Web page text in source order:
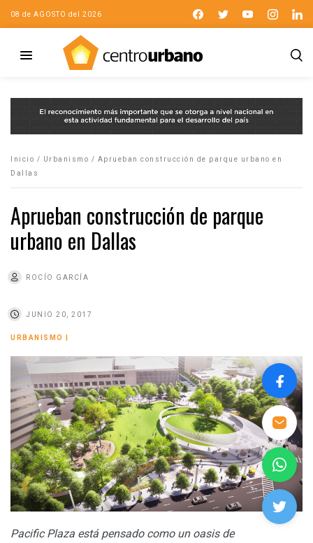
08 de AGOSTO del 2026
Inicio / Urbanismo / Aprueban construcción de parque urbano en
Dallas
Aprueban construcción de parque
urbano en Dallas
ROCÍO GARCÍA
JUNIO 20, 2017
URBANISMO
Pacific Plaza está pensado como un oasis de